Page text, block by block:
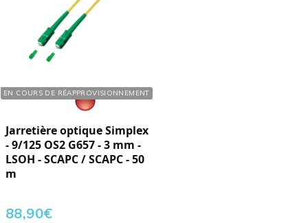
EN COURS DE RÉAPPROVISIONNEMENT
Réf. : 126550
Jarretière optique Simplex
- 9/125 OS2 G657 - 3 mm -
LSOH - SCAPC / SCAPC - 50
m
88,90€